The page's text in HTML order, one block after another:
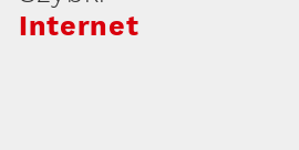
Internet